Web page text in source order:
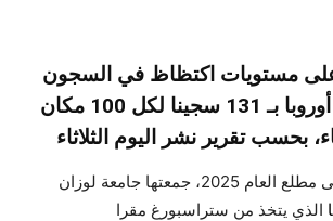
مستويات اكتظاظ في السجون
بين دول مجلس أوروبا بـ 131 سجينا لكل 100 مكان
وتعود هذه الأرقام إلى مطلع العام 2025، جمعتها جامعة لوزان